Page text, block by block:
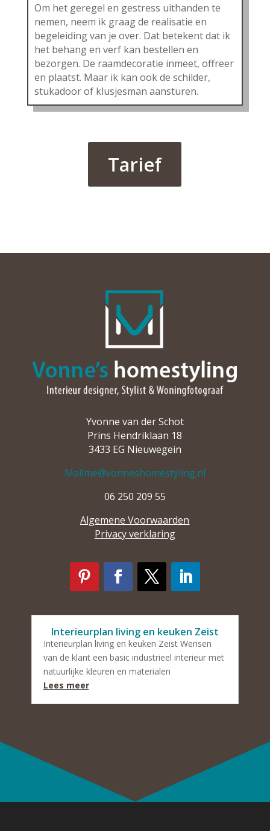
Om het geregel en gestress uithanden te
nemen, neem ik graag de realisatie en
begeleiding van je over. Dat betekent dat ik
het behang en verf kan bestellen en
bezorgen. De raamdecoratie inmeet, offreer
en plaatst. Maar ik kan ook de schilder,
stukadoor of klusjesman aansturen.
Tarief
Yvonne van der Schot
Prins Hendriklaan 18
3433 EG Nieuwegein
Mailme@vonneshomestyling.nl
06 250 209 55
Algemene Voorwaarden
Privacy verklaring
Interieurplan living en keuken Zeist
Interieurplan living en keuken Zeist Wensen
van de klant een basic industrieel interieur met
natuurlijke kleuren en materialen
Lees meer